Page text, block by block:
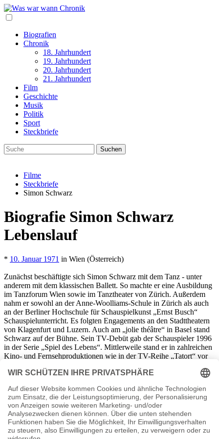
Biografien
Chronik
18. Jahrhundert
19. Jahrhundert
20. Jahrhundert
21. Jahrhundert
Film
Geschichte
Musik
Politik
Sport
Steckbriefe
Filme
Steckbriefe
Simon Schwarz
Biografie Simon Schwarz
Lebenslauf
* 10. Januar 1971 in Wien (Österreich)
Zunächst beschäftigte sich Simon Schwarz mit dem Tanz - unter
anderem mit dem klassischen Ballett. So machte er eine Ausbildung
im Tanzforum Wien sowie im Tanztheater von Zürich. Außerdem
nahm er sowohl an der Anne-Woolliams-Schule in Zürich als auch
an der Berliner Hochschule für Schauspielkunst „Ernst Busch“
Schauspielunterricht. Es folgten Engagements an den Stadttheatern
von Klagenfurt und Luzern. Auch am „jolie théâtre“ in Basel stand
Schwarz auf der Bühne. Sein TV-Debüt gab der Schauspieler 1996
in der Serie „Spiel des Lebens“. Mittlerweile stand er in zahlreichen
Kino- und Fernsehproduktionen wie in der TV-Reihe „Tatort“ vor
der österreichischen TV-Serie „Vorstadtweiber“ sowie an der Seite
(„Dampfnudelblues“, „Winterkartoffelknödel“, „Schweinskopf al
dente“, „Grießnockerlaffäre“ und „Sauerkrautkoma“).
Simon Schwarz Seiten, Kurzbio, Familie, verheiratet, Herkunft